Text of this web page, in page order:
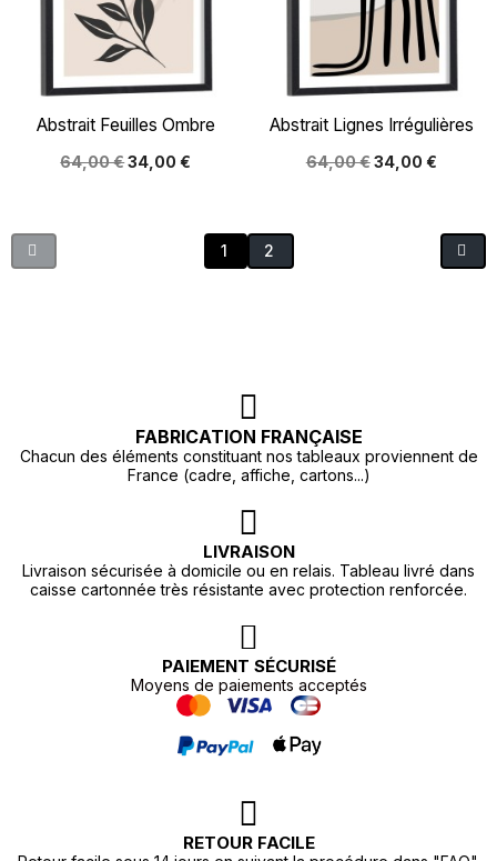
Abstrait Feuilles Ombre
64,00 €34,00 €
Abstrait Lignes Irrégulières
64,00 €34,00 €
1 2
FABRICATION FRANÇAISE
Chacun des éléments constituant nos tableaux proviennent de
France (cadre, affiche, cartons...)
LIVRAISON
Livraison sécurisée à domicile ou en relais. Tableau livré dans
caisse cartonnée très résistante avec protection renforcée.
PAIEMENT SÉCURISÉ
Moyens de paiements acceptés
RETOUR FACILE